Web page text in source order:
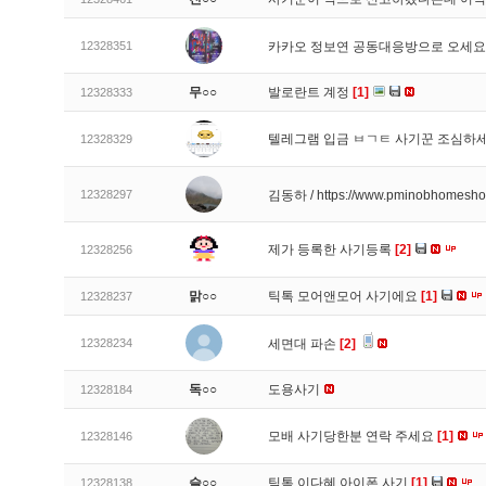
12328351 카카오 정보연 공동대응방으로 오세요
12328333 무○○ 발로란트 계정 [1]
12328329 텔레그램 입금 ㅂㄱㅌ 사기꾼 조심하
12328297 김동하 / https://
12328256 제가 등록한 사기등록 [2]
12328237 맑○○ 틱톡 모어앤모어 사기에요 [1]
12328234 세면대 파손 [2]
12328184 독○○ 도용사기
12328146 모배 사기당한분 연락 주세요 [1]
12328138 슬○○ 틱톡 이다혜 아이폰 사기 [1]